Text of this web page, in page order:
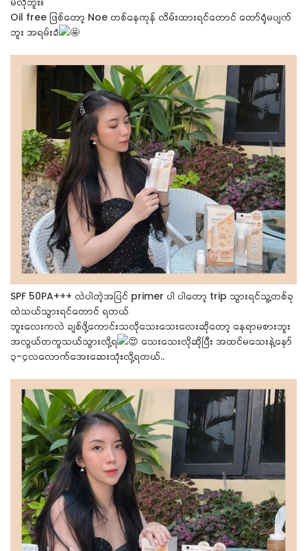
Oil free ဖြစ်တော့ Noe တစ်နေကုန် လိမ်းထားရင်တောင် တော်ရုံမပျက်
ဘူး အရမ်းခံ
SPF 50PA+++ လဲပါတဲ့အပြင် primer ပါ ပါတော့ trip သွားရင်သူ့တစ်ခု
ထဲသယ်သွားရင်တောင် ရတယ်
ဘူးလေးကလဲ ချစ်ဖို့ကောင်းသလိုသေးသေးလေးဆိုတော့ နေရာမစားဘူး
အလွယ်တကူသယ်သွားလို့ရ
သေးသေးလိုဆိုပြီး အထင်မသေးနဲ့နော်
၃-၄လလောက်အေးဆေးသုံးလို့ရတယ်..